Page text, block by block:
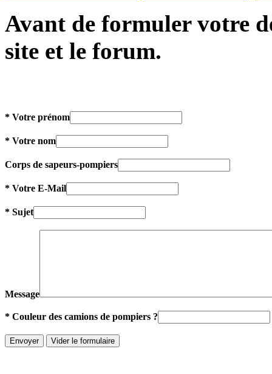
Avant de formuler votre
site et le forum.
* Votre prénom
* Votre nom
Corps de sapeurs-pompiers
* Votre E-Mail
* Sujet
Message
* Couleur des camions de pompiers ?